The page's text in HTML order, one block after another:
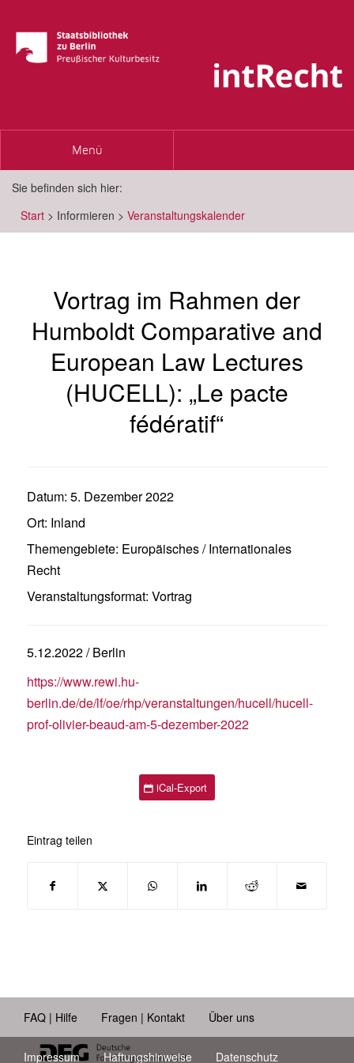
Toggle
Menü
Sie befinden sich hier:
Start > Informieren > Veranstaltungskalender
Vortrag im Rahmen der
Humboldt Comparative and
European Law Lectures
(HUCELL): „Le pacte
fédératif“
Datum: 5. Dezember 2022
Ort: Inland
Themengebiete: Europäisches / Internationales
Recht
Veranstaltungsformat: Vortrag
5.12.2022 / Berlin
https://www.rewi.hu-
berlin.de/de/lf/oe/rhp/veranstaltungen/hucell/hucell-
prof-olivier-beaud-am-5-dezember-2022
iCal-Export
Eintrag teilen
FAQ | Hilfe Fragen | Kontakt Über uns
Impressum Haftungshinweise Datenschutz